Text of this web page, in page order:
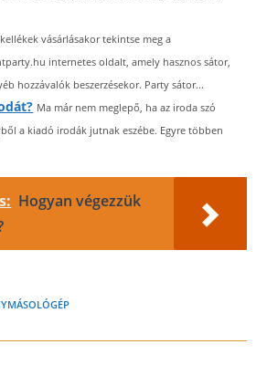
vásárlásakor tekintse meg a
internetes oldalt, amely hasznos sátor,
hozzávalók beszerzésekor. Party sátor...
Ma már nem meglepő, ha az iroda szó
a kiadó irodák jutnak eszébe. Egyre többen
Hogyan végezzük